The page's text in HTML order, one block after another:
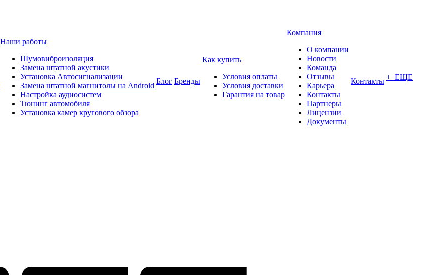
Наши работы
Шумовиброизоляция
Замена штатной акустики
Установка Автосигнализации
Замена штатной магнитолы на Android
Настройка аудиосистем
Тюнинг автомобиля
Установка камер кругового обзора
Блог Бренды
Как купить
Условия оплаты
Условия доставки
Гарантия на товар
Компания
О компании
Новости
Команда
Отзывы
Карьера
Контакты
Партнеры
Лицензии
Документы
Контакты + ЕЩЕ